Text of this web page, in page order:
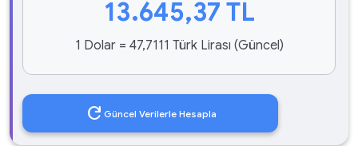
13.645,37 TL
1 Dolar = 47,7111 Türk Lirası (Güncel)
refresh Güncel Verilerle Hesapla